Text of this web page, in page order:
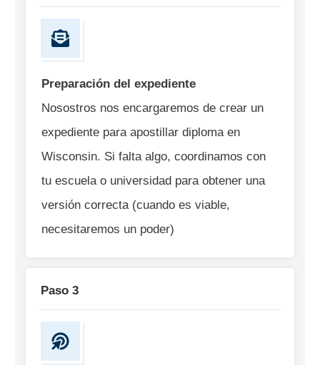
Preparación del expediente
Nosostros nos encargaremos de crear un
expediente para apostillar diploma en
Wisconsin. Si falta algo, coordinamos con
tu escuela o universidad para obtener una
versión correcta (cuando es viable,
necesitaremos un poder)
Paso 3